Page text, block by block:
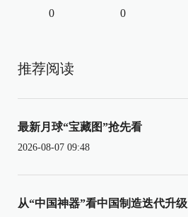
0 0
推荐阅读
最新月球“宝藏图”抢先看
2026-08-07 09:48
从“中国神器”看中国制造迭代升级